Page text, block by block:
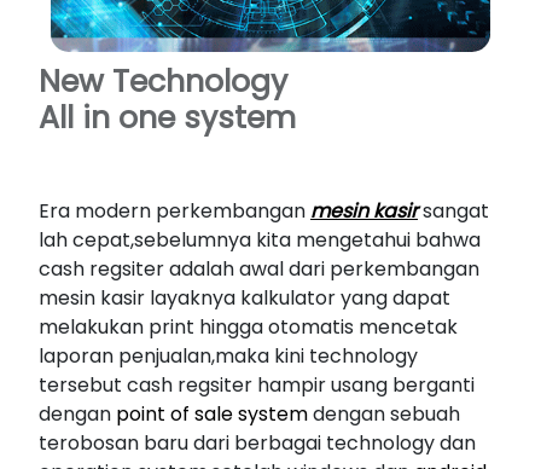
New Technology
All in one system
Era modern perkembangan mesin kasirsangat
lah cepat,sebelumnya kita mengetahui bahwa
cash regsiter adalah awal dari perkembangan
mesin kasir layaknya kalkulator yang dapat
melakukan print hingga otomatis mencetak
laporan penjualan,maka kini technology
tersebut cash regsiter hampir usang berganti
dengan point of sale systemdengan sebuah
terobosan baru dari berbagai technology dan